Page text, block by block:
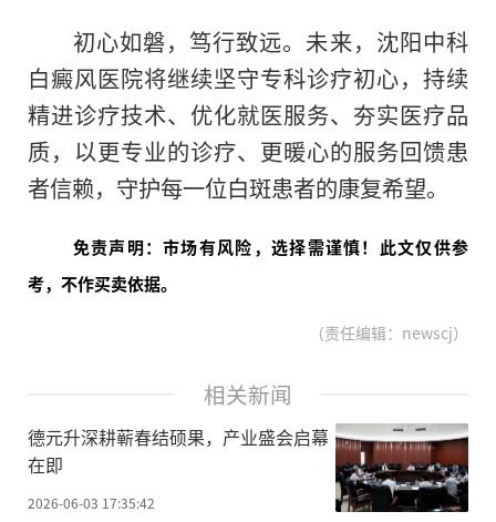
初心如磐，笃行致远。未来，沈阳中科
白癜风医院将继续坚守专科诊疗初心，持续
精进诊疗技术、优化就医服务、夯实医疗品
质，以更专业的诊疗、更暖心的服务回馈患
者信赖，守护每一位白斑患者的康复希望。
免责声明：市场有风险，选择需谨慎！此文仅供参
考，不作买卖依据。
（责任编辑：newscj）
相关新闻
德元升深耕蕲春结硕果，产业盛会启幕
在即
2026-06-03 17:35:42